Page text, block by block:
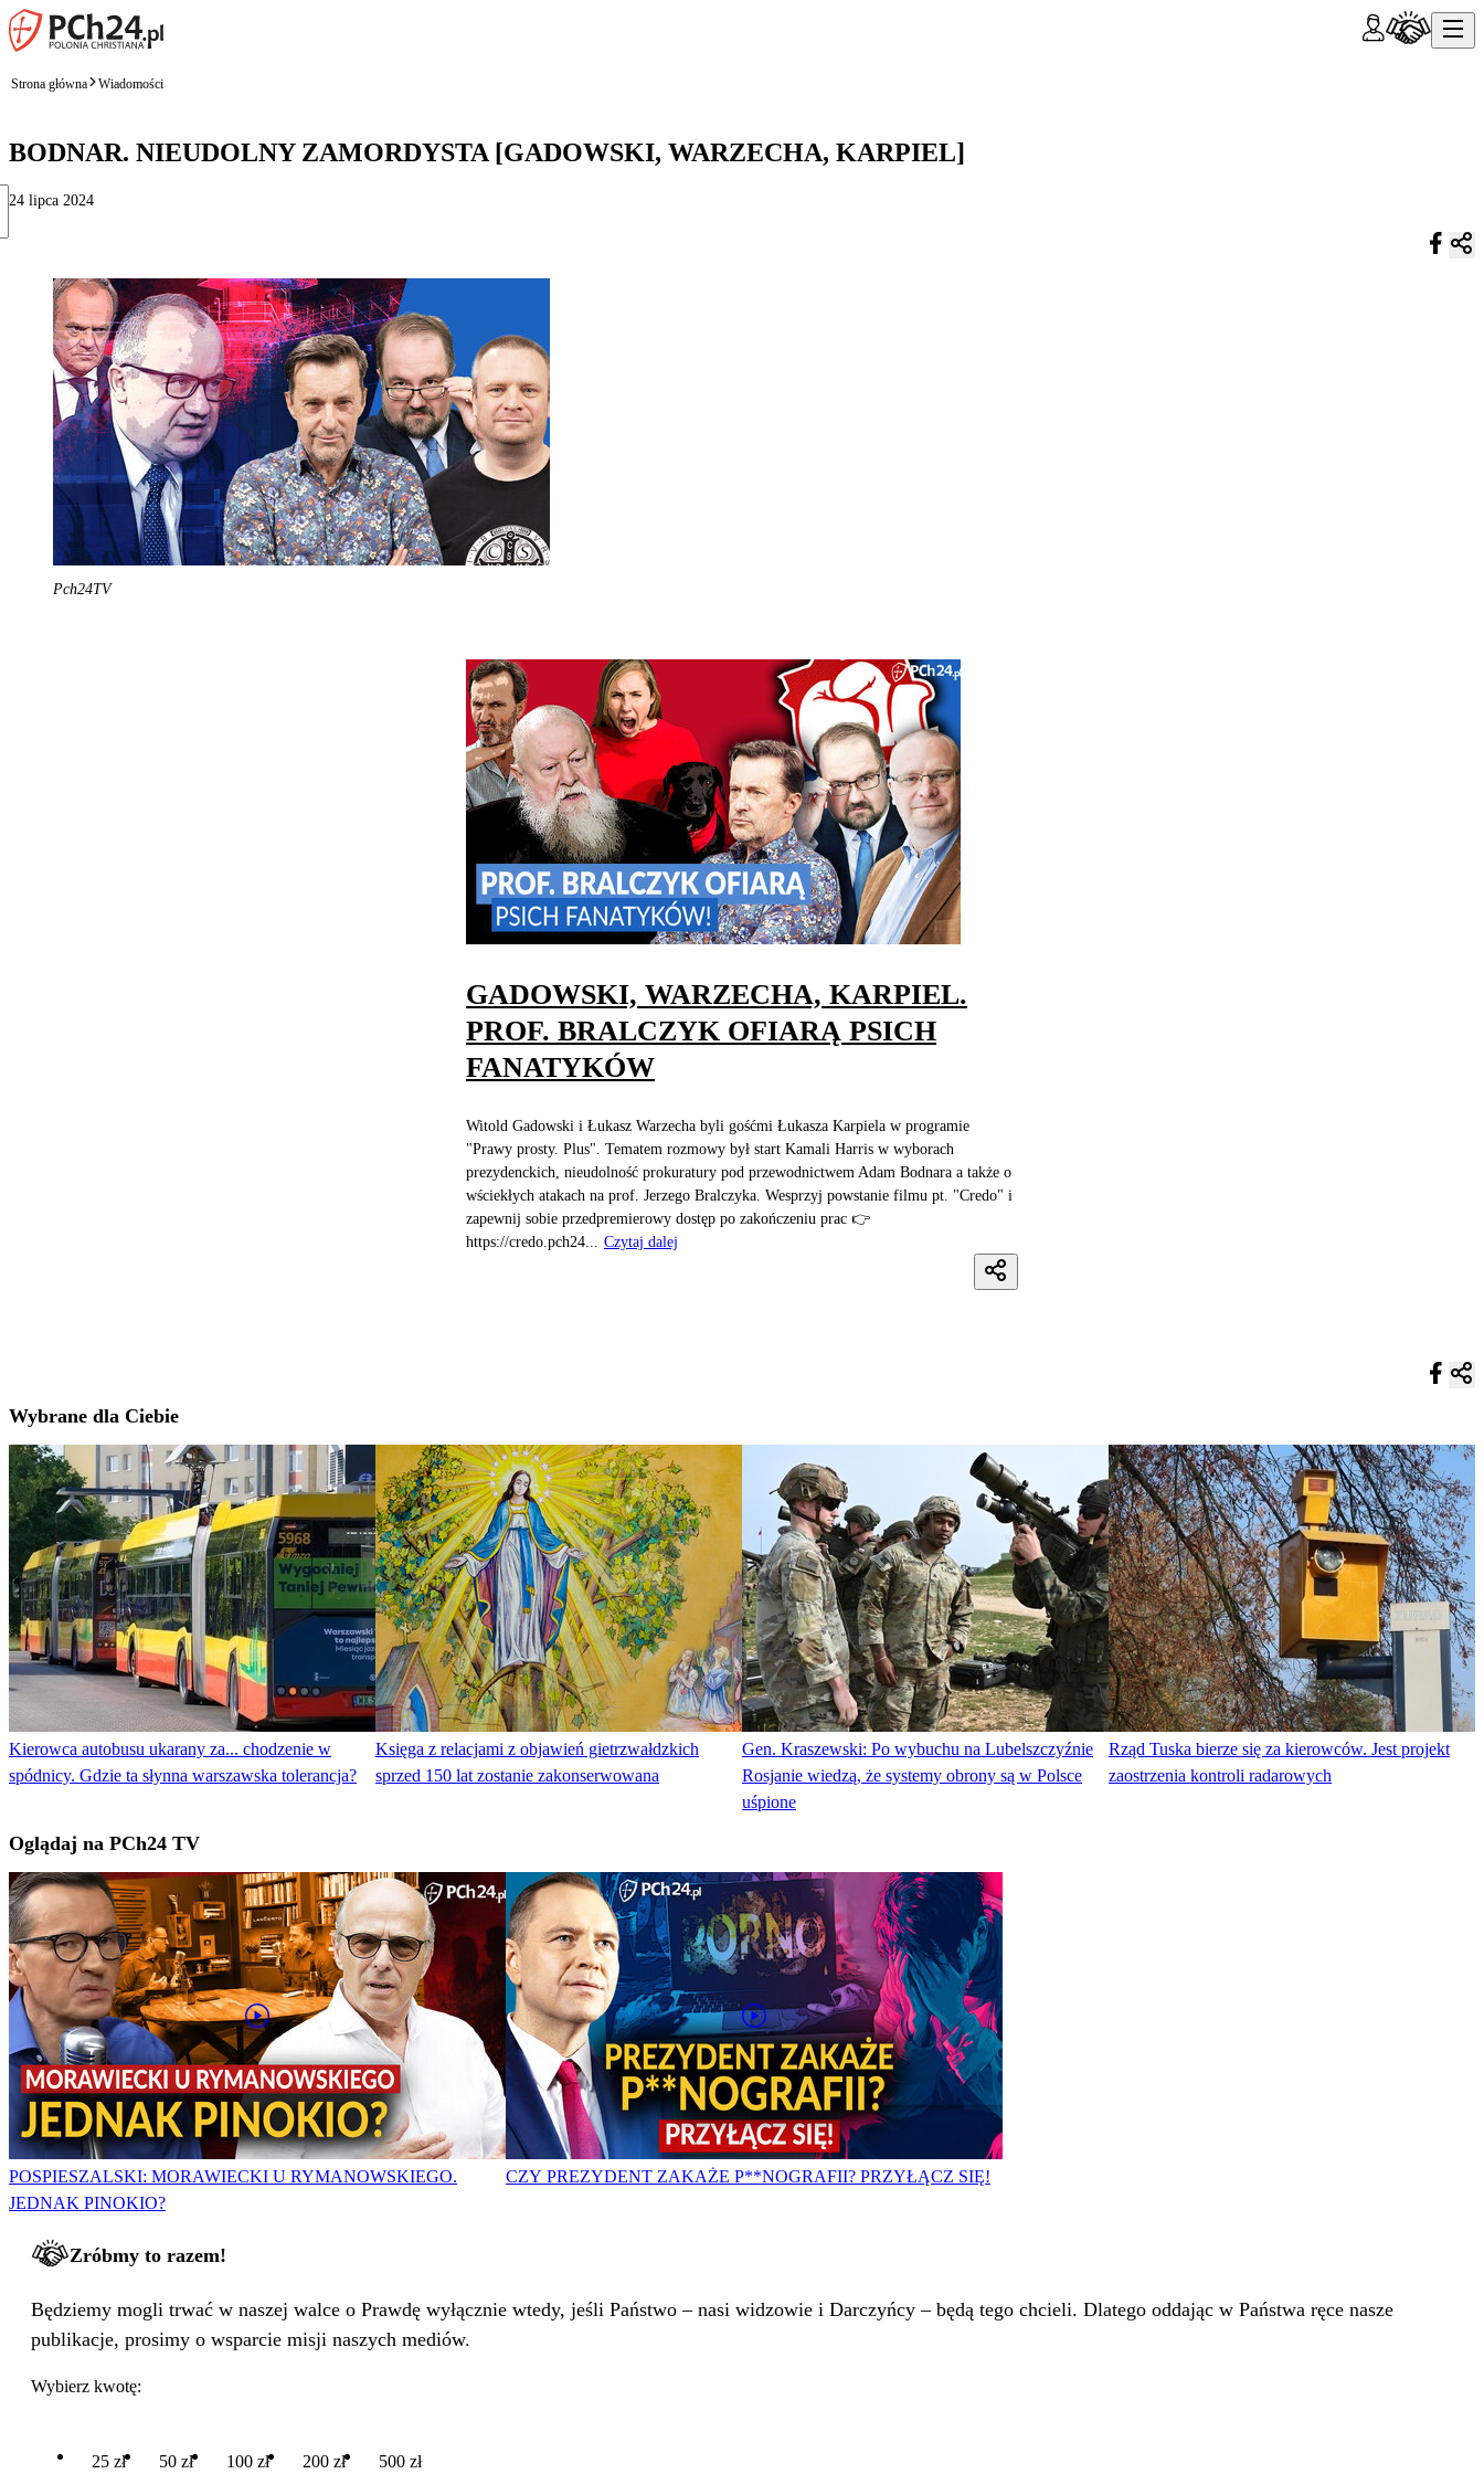
Strona główna Wiadomości
BODNAR. NIEUDOLNY ZAMORDYSTA [GADOWSKI, WARZECHA, KARPIEL]
24 lipca 2024
Pch24TV
GADOWSKI, WARZECHA, KARPIEL.
PROF. BRALCZYK OFIARĄ PSICH
FANATYKÓW
Witold Gadowski i Łukasz Warzecha byli gośćmi Łukasza Karpiela w programie
"Prawy prosty. Plus". Tematem rozmowy był start Kamali Harris w wyborach
prezydenckich, nieudolność prokuratury pod przewodnictwem Adam Bodnara a także o
wściekłych atakach na prof. Jerzego Bralczyka. Wesprzyj powstanie filmu pt. "Credo" i
zapewnij sobie przedpremierowy dostęp po zakończeniu prac 👉
https://credo.pch24...
Czytaj dalej
Wybrane dla Ciebie
Kierowca autobusu ukarany za... chodzenie w
spódnicy. Gdzie ta słynna warszawska tolerancja?
Księga z relacjami z objawień gietrzwałdzkich
sprzed 150 lat zostanie zakonserwowana
Gen. Kraszewski: Po wybuchu na Lubelszczyźnie
Rosjanie wiedzą, że systemy obrony są w Polsce
uśpione
Rząd Tuska bierze się za kierowców. Jest projekt
zaostrzenia kontroli radarowych
Oglądaj na PCh24 TV
POSPIESZALSKI: MORAWIECKI U RYMANOWSKIEGO.
JEDNAK PINOKIO?
CZY PREZYDENT ZAKAŻE P**NOGRAFII? PRZYŁĄCZ SIĘ!
Zróbmy to razem!
Będziemy mogli trwać w naszej walce o Prawdę wyłącznie wtedy, jeśli Państwo – nasi widzowie i Darczyńcy – będą tego chcieli. Dlatego oddając w Państwa ręce nasze
publikacje, prosimy o wsparcie misji naszych mediów.
Wybierz kwotę:
25 zł 50 zł 100 zł 200 zł 500 zł